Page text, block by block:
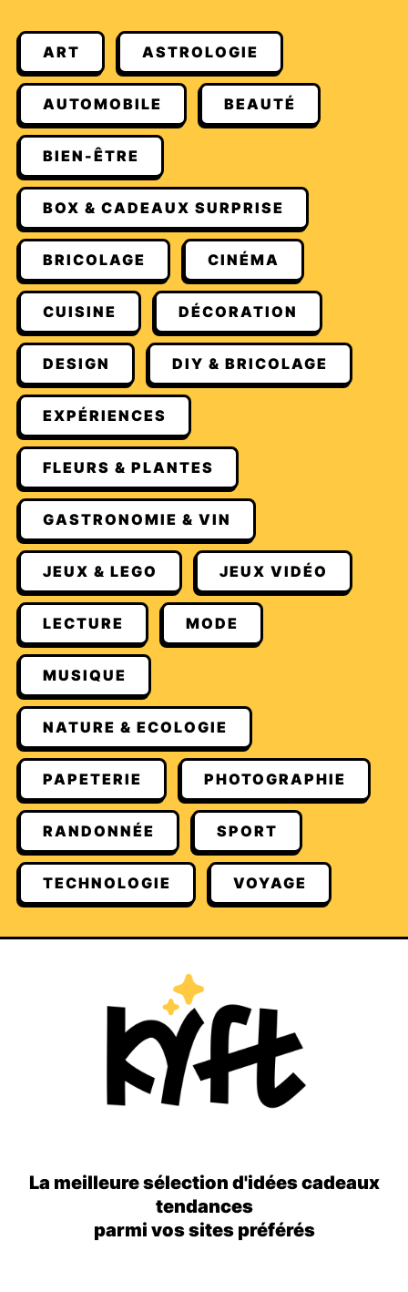
ART ASTROLOGIE
AUTOMOBILE BEAUTÉ
BIEN-ÊTRE
BOX & CADEAUX SURPRISE
BRICOLAGE CINÉMA
CUISINE DÉCORATION
DESIGN DIY & BRICOLAGE
EXPÉRIENCES
FLEURS & PLANTES
GASTRONOMIE & VIN
JEUX & LEGO JEUX VIDÉO
LECTURE MODE
MUSIQUE
NATURE & ECOLOGIE
PAPETERIE PHOTOGRAPHIE
RANDONNÉE SPORT
TECHNOLOGIE VOYAGE
La meilleure sélection d'idées cadeaux
tendances
parmi vos sites préférés